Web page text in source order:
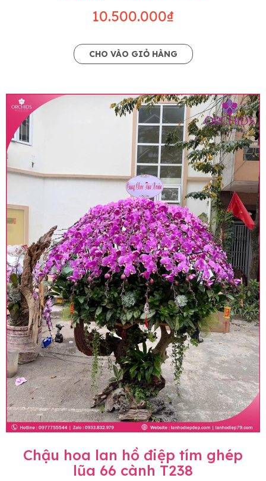
10.500.000₫
CHO VÀO GIỎ HÀNG
Chậu hoa lan hồ điệp tím ghép
lũa 66 cành T238